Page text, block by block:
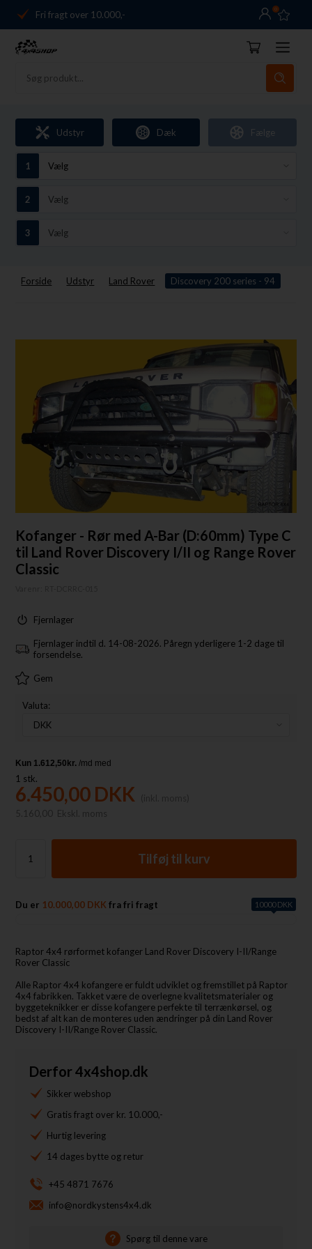
Fri fragt over 10.000,-
Danmarks førende
14 dages returret
Fri fragt over 10.000,-
Danmarks førende
14 dages returret
0
Udstyr Dæk Fælge
Forside Udstyr Land Rover Discovery 200 series - 94
Kofanger - Rør med A-Bar (D:60mm) Type C
til Land Rover Discovery I/II og Range Rover
Classic
Fjernlager
Fjernlager indtil d. 14-08-2026. Påregn yderligere 1-2 dage til
forsendelse.
Gem
Valuta:
1 stk.
6.450,00 DKK
5.160,00
Ekskl. moms
Du er 10.000,00 DKKfra fri fragt 10000 DKK
Raptor 4x4 rørformet kofanger Land Rover Discovery I-II/Range
Rover Classic
Alle Raptor 4x4 kofangere er fuldt udviklet og fremstillet på Raptor
4x4 fabrikken. Takket være de overlegne kvalitetsmaterialer og
byggeteknikker er disse kofangere perfekte til terrænkørsel, og
bedst af alt kan de monteres uden ændringer på din Land Rover
Discovery I-II/Range Rover Classic.
Derfor 4x4shop.dk
Sikker webshop
Gratis fragt over kr. 10.000,-
Hurtig levering
14 dages bytte og retur
+45 4871 7676
info@nordkystens4x4.dk
Spørg til denne vare